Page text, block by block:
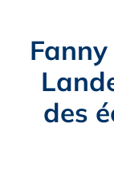
des